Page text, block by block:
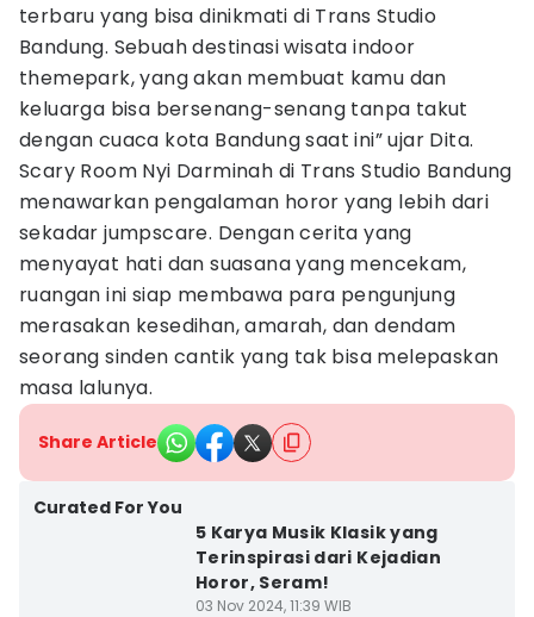
terbaru yang bisa dinikmati di Trans Studio
Bandung. Sebuah destinasi wisata indoor
themepark, yang akan membuat kamu dan
keluarga bisa bersenang-senang tanpa takut
dengan cuaca kota Bandung saat ini” ujar Dita.
Scary Room Nyi Darminah di Trans Studio Bandung
menawarkan pengalaman horor yang lebih dari
sekadar jumpscare. Dengan cerita yang
menyayat hati dan suasana yang mencekam,
ruangan ini siap membawa para pengunjung
merasakan kesedihan, amarah, dan dendam
seorang sinden cantik yang tak bisa melepaskan
masa lalunya.
Share Article
Curated For You
5 Karya Musik Klasik yang
Terinspirasi dari Kejadian
Horor, Seram!
03 Nov 2024, 11:39 WIB